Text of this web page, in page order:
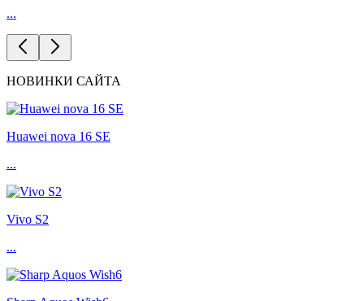
...
НОВИНКИ САЙТА
Huawei nova 16 SE
...
Vivo S2
...